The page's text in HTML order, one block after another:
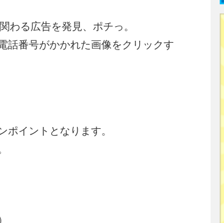
わる広告を発見、ポチっ。
話番号がかかれた画像をクリックす
イントとなります。